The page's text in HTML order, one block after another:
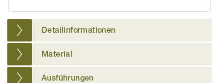
Detailinformationen
Material
Ausführungen